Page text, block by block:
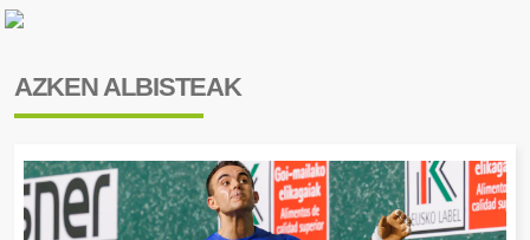
AZKEN ALBISTEAK